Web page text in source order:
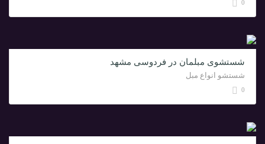
0
شستشوی مبلمان در فردوسی مشهد
شستشو انواع مبل
0